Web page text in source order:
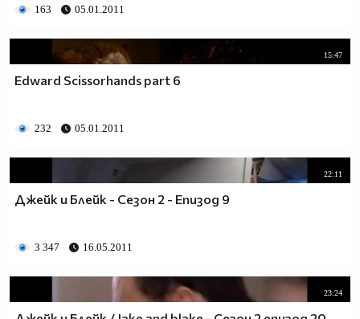
163 05.01.2011
15:47
Edward Scissorhands part 6
232 05.01.2011
22:11
Джейк и Блейк - Сезон 2 - Епизод 9
3 347 16.05.2011
23:24